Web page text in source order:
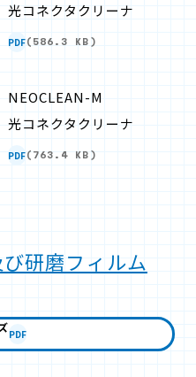
光コネクタクリーナ
PDF(586.3 KB)
NEOCLEAN-M
光コネクタクリーナ
PDF(763.4 KB)
研磨フィルム
PDF